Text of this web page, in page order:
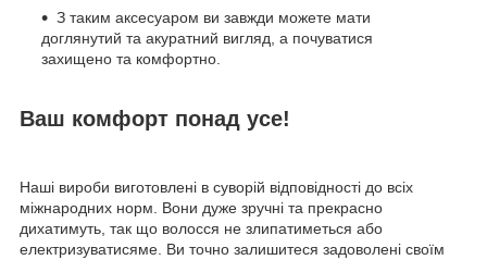
З таким аксесуаром ви завжди можете мати
доглянутий та акуратний вигляд, а почуватися
захищено та комфортно.
Ваш комфорт понад усе!
Наші вироби виготовлені в суворій відповідності до всіх
міжнародних норм. Вони дуже зручні та прекрасно
дихатимуть, так що волосся не злипатиметься або
електризуватисяме. Ви точно залишитеся задоволені своїм